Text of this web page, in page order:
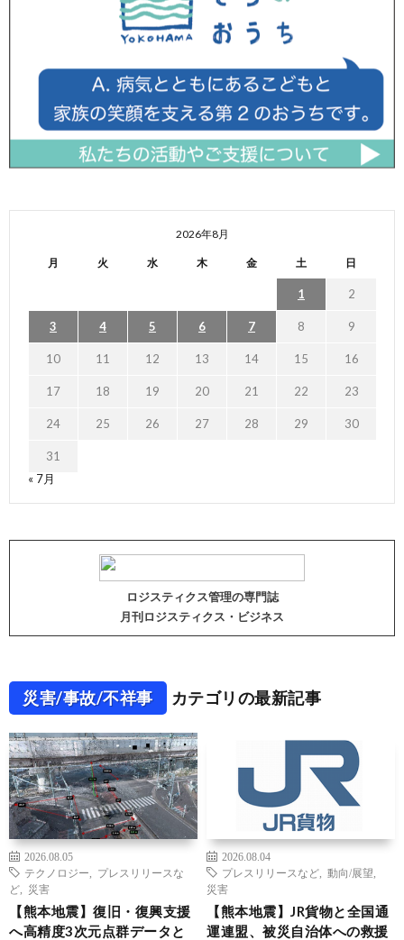
2026年8月
月 火 水 木 金 土 日
1 2
3 4 5 6 7 8 9
10 11 12 13 14 15 16
17 18 19 20 21 22 23
24 25 26 27 28 29 30
31
« 7月
ロジスティクス管理の専門誌
月刊ロジスティクス・ビジネス
災害/事故/不祥事 カテゴリの最新記事
2026.08.05
テクノロジー
プレスリリースな
ど
災害
【熊本地震】復旧・復興支援
へ高精度3次元点群データと
2026.08.04
プレスリリースなど
動向/展望
災害
【熊本地震】JR貨物と全国通
運連盟、被災自治体への救援